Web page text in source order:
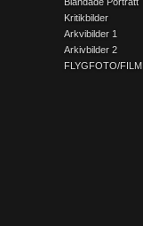
Kritikbilder
Arkvibilder 1
Arkivbilder 2
FLYGFOTO/FILM